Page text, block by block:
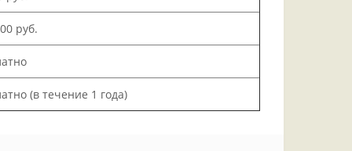
руб.
(в течение 1 года)